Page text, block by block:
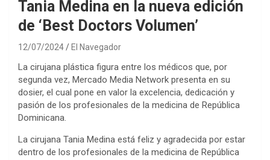
Tania Medina en la nueva edición
de ‘Best Doctors Volumen’
12/07/2024 El Navegador
La cirujana plástica figura entre los médicos que, por
segunda vez, Mercado Media Network presenta en su
dosier, el cual pone en valor la excelencia, dedicación y
pasión de los profesionales de la medicina de República
Dominicana.
La cirujana Tania Medina está feliz y agradecida por estar
dentro de los profesionales de la medicina de República